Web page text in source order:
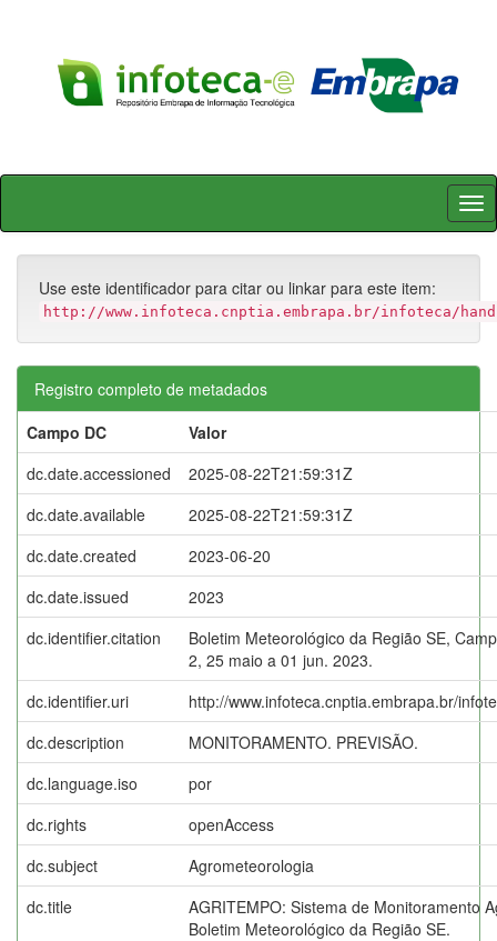
Skip
Use este identificador para citar ou linkar para este item:
http://www.infoteca.cnptia.embrapa.br/infoteca/
Registro completo de metadados
Campo DC
Valor
dc.date.accessioned
2025-08-22T21:59:31Z
dc.date.available
2025-08-22T21:59:31Z
dc.date.created
2023-06-20
dc.date.issued
2023
dc.identifier.citation
Boletim Meteorológico da Região SE,
2, 25 maio a 01 jun. 2023.
dc.identifier.uri
http://www.infoteca.cnptia.embrapa.br/
dc.description
MONITORAMENTO. PREVISÃO.
dc.language.iso
por
dc.rights
openAccess
dc.subject
Agrometeorologia
dc.title
AGRITEMPO: Sistema de Monitoramento
Boletim Meteorológico da Região SE.